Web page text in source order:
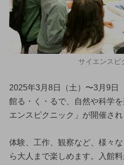
サイエンスピ
2025年3月8日（土）〜3月9日
館る・く・るで、自然や科学
エンスピクニック」が開催され
体験、工作、観察など、様々
ら大人まで楽しめます。入館